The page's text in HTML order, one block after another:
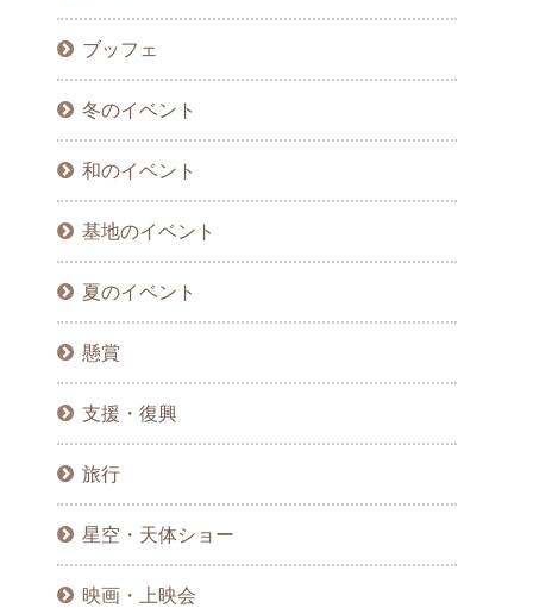
ブッフェ
冬のイベント
和のイベント
基地のイベント
夏のイベント
懸賞
支援・復興
旅行
星空・天体ショー
映画・上映会